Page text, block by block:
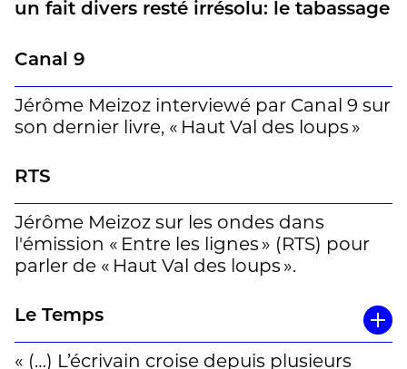
un fait divers resté irrésolu: le tabassage
vient cette violence, et ce silence qui
de février 1991, un jeune militant
écologiste est passé sévèrement,
méthodiquement, à tabac par plusieurs
inconnus, chez lui, dans son chalet d’une
station valaisanne. La police n’élucidera
ni désignés, ni inquiétés. Vingt-cinq ans
plus tard, Jérôme Meizoz revient gratter
la plaie de cet authentique fait divers.
Canal 9
Jérôme Meizoz interviewé par Canal 9 sur
son dernier livre, « Haut Val des loups »
RTS
Jérôme Meizoz sur les ondes dans
l'émission « Entre les lignes » (RTS) pour
parler de « Haut Val des loups ».
Le Temps
« (…) L’écrivain croise depuis plusieurs